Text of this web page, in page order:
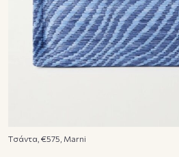
Tσάντα, €575, Marni